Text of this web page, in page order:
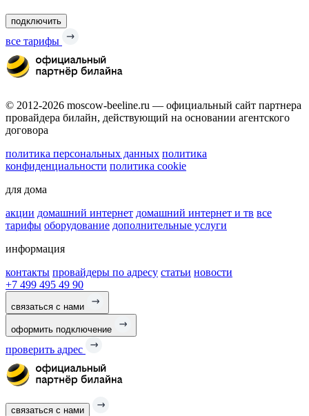
подключить
все тарифы
© 2012-2026 moscow-beeline.ru — официальный сайт партнера
провайдера билайн, действующий на основании агентского
договора
политика персональных данных политика
конфиденциальности политика cookie
для дома
акции домашний интернет домашний интернет и тв все
тарифы оборудование дополнительные услуги
информация
контакты провайдеры по адресу статьи новости
+7 499 495 49 90
связаться с нами
оформить подключение
проверить адрес
связаться с нами